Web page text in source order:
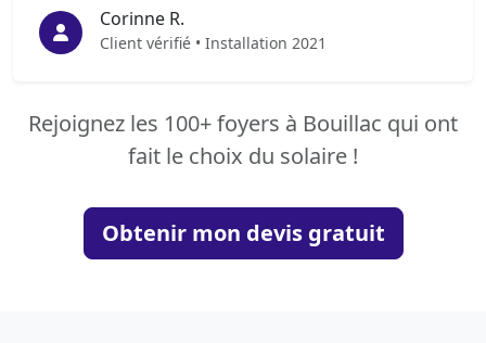
Corinne R.
Client vérifié • Installation 2021
Rejoignez les 100+ foyers à Bouillac qui ont
fait le choix du solaire !
Obtenir mon devis gratuit